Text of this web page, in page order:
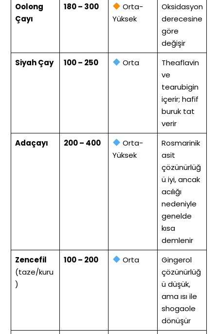
Oolong
Çayı
180 – 300
Orta-
Yüksek
Oksidasyon
derecesine
göre
değişir
Siyah Çay
100 – 250 Orta
Theaflavin
ve
tearubigin
içerir; hafif
buruk tat
verir
Adaçayı
200 – 400
Orta-
Yüksek
Rosmarinik
asit
çözünürlüğ
ü iyi, ancak
acılığı
nedeniyle
genelde
kısa
demlenir
Zencefil
(taze/kuru
)
100 – 200 Orta
Gingerol
çözünürlüğ
ü düşük,
ama ısı ile
shogaole
dönüşür